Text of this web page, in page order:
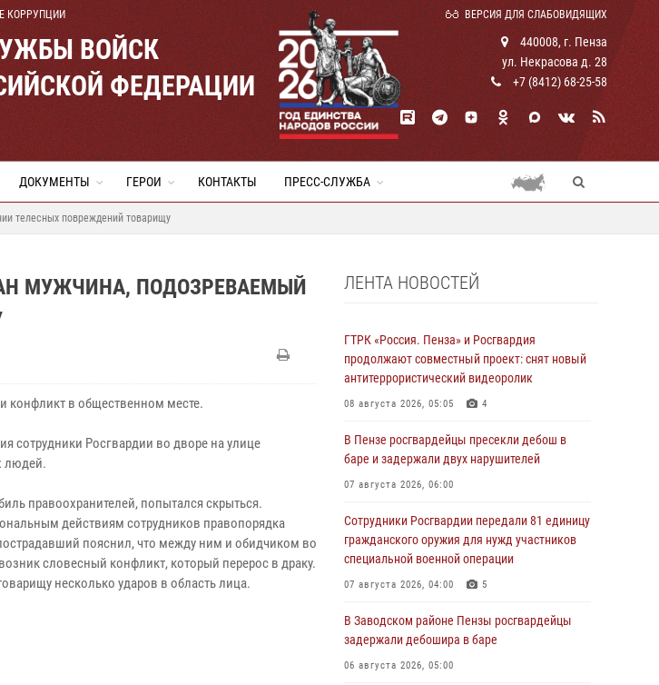
КОРРУПЦИИ ВЕРСИЯ ДЛЯ СЛАБОВИДЯЩИХ
ВОЙСК
ФЕДЕРАЦИИ
440008, г. Пенза
ул. Некрасова д. 28
+7 (8412) 68-25-58
ДОКУМЕНТЫ ГЕРОИ КОНТАКТЫ ПРЕСС-СЛУЖБА
телесных повреждений товарищу
МУЖЧИНА, ПОДОЗРЕВАЕМЫЙ
конфликт в общественном месте.
сотрудники Росгвардии во дворе на улице
людей.
правоохранителей, попытался скрыться.
действиям сотрудников правопорядка
пояснил, что между ним и обидчиком во
словесный конфликт, который перерос в драку.
несколько ударов в область лица.
ЛЕНТА НОВОСТЕЙ
ГТРК «Россия. Пенза» и Росгвардия
продолжают совместный проект: снят новый
антитеррористический видеоролик
08 августа 2026, 05:05 4
В Пензе росгвардейцы пресекли дебош в
баре и задержали двух нарушителей
07 августа 2026, 06:00
Сотрудники Росгвардии передали 81 единицу
гражданского оружия для нужд участников
специальной военной операции
07 августа 2026, 04:00 5
В Заводском районе Пензы росгвардейцы
задержали дебошира в баре
06 августа 2026, 05:00